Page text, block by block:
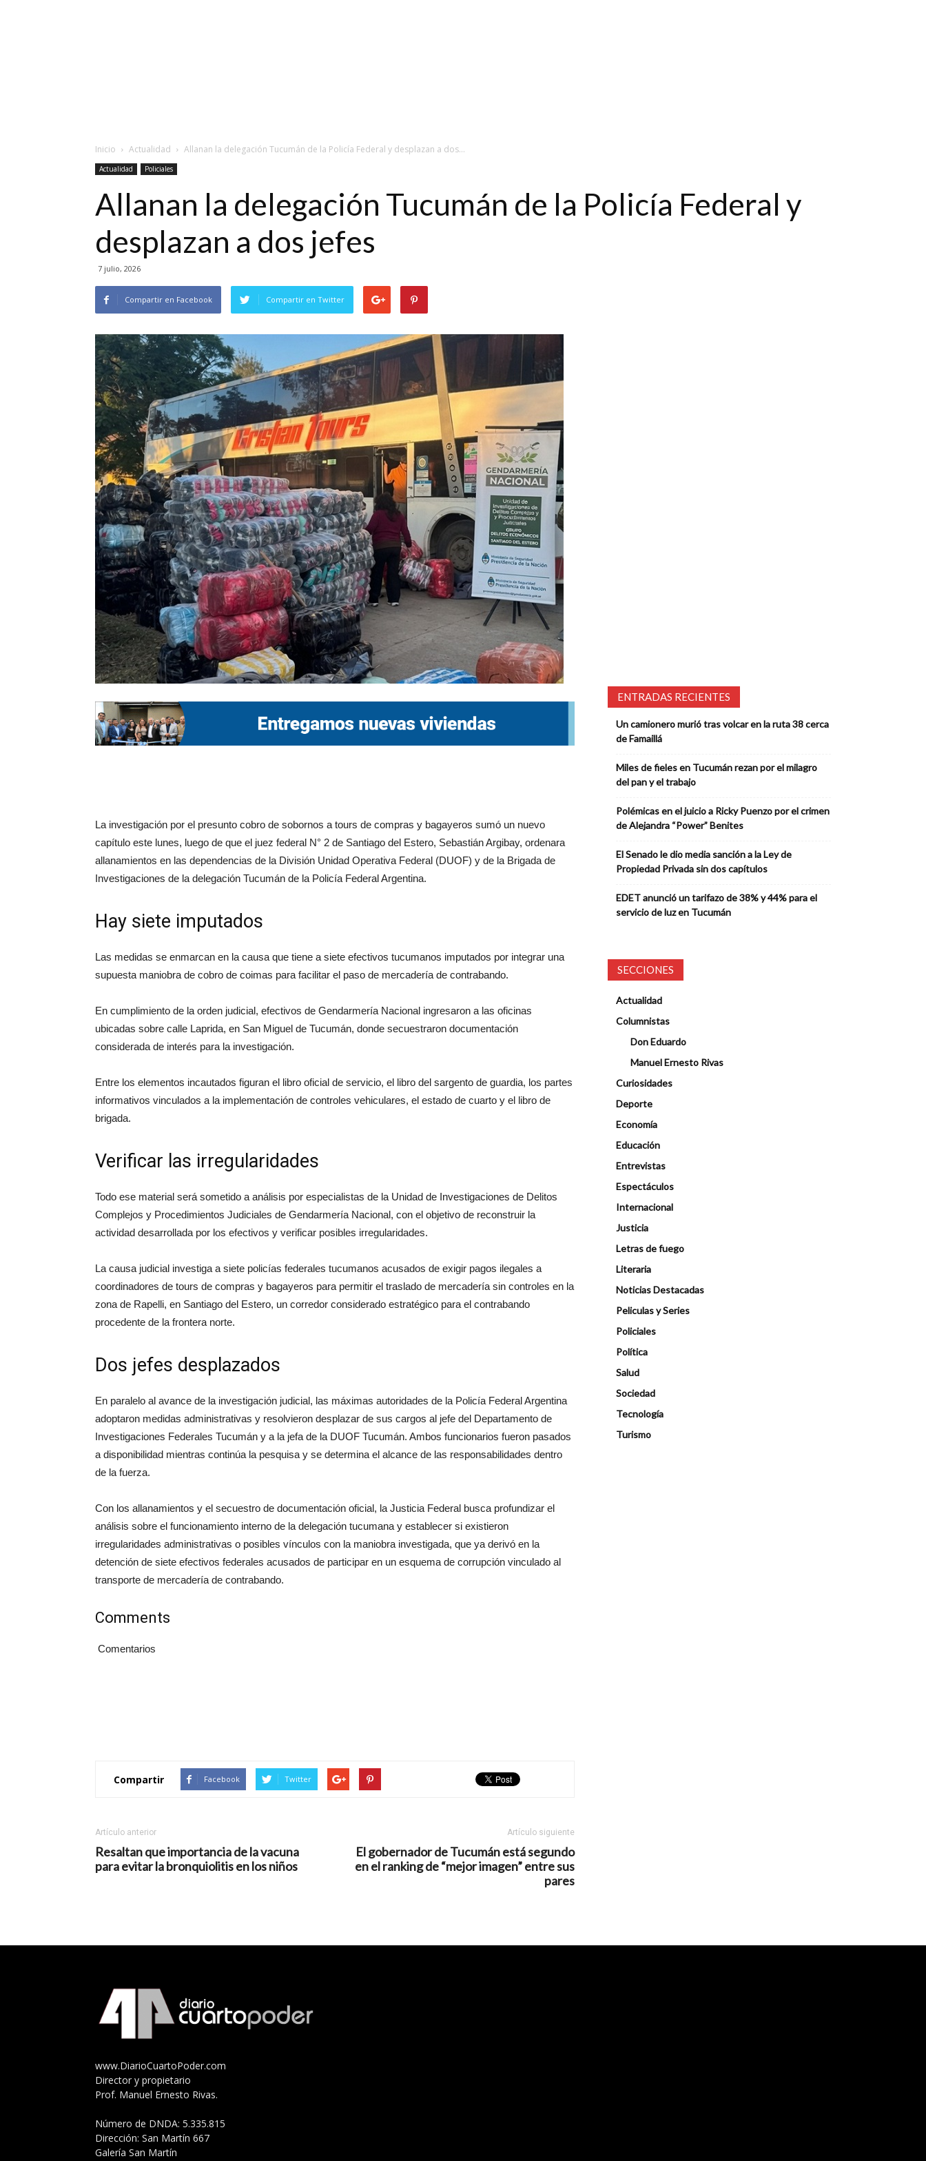
Inicio Actualidad Allanan la delegación Tucumán de la Policía Federal y desplazan a dos...
Actualidad Policiales
Allanan la delegación Tucumán de la Policía Federal y
desplazan a dos jefes
7 julio, 2026
Compartir en Facebook Compartir en Twitter
La investigación por el presunto cobro de sobornos a tours de compras y bagayeros sumó un nuevo
capítulo este lunes, luego de que el juez federal N° 2 de Santiago del Estero, Sebastián Argibay, ordenara
allanamientos en las dependencias de la División Unidad Operativa Federal (DUOF) y de la Brigada de
Investigaciones de la delegación Tucumán de la Policía Federal Argentina.
Hay siete imputados
Las medidas se enmarcan en la causa que tiene a siete efectivos tucumanos imputados por integrar una
supuesta maniobra de cobro de coimas para facilitar el paso de mercadería de contrabando.
En cumplimiento de la orden judicial, efectivos de Gendarmería Nacional ingresaron a las oficinas
ubicadas sobre calle Laprida, en San Miguel de Tucumán, donde secuestraron documentación
considerada de interés para la investigación.
Entre los elementos incautados figuran el libro oficial de servicio, el libro del sargento de guardia, los partes
informativos vinculados a la implementación de controles vehiculares, el estado de cuarto y el libro de
brigada.
Verificar las irregularidades
Todo ese material será sometido a análisis por especialistas de la Unidad de Investigaciones de Delitos
Complejos y Procedimientos Judiciales de Gendarmería Nacional, con el objetivo de reconstruir la
actividad desarrollada por los efectivos y verificar posibles irregularidades.
La causa judicial investiga a siete policías federales tucumanos acusados de exigir pagos ilegales a
coordinadores de tours de compras y bagayeros para permitir el traslado de mercadería sin controles en la
zona de Rapelli, en Santiago del Estero, un corredor considerado estratégico para el contrabando
procedente de la frontera norte.
Dos jefes desplazados
En paralelo al avance de la investigación judicial, las máximas autoridades de la Policía Federal Argentina
adoptaron medidas administrativas y resolvieron desplazar de sus cargos al jefe del Departamento de
Investigaciones Federales Tucumán y a la jefa de la DUOF Tucumán. Ambos funcionarios fueron pasados
a disponibilidad mientras continúa la pesquisa y se determina el alcance de las responsabilidades dentro
de la fuerza.
Con los allanamientos y el secuestro de documentación oficial, la Justicia Federal busca profundizar el
análisis sobre el funcionamiento interno de la delegación tucumana y establecer si existieron
irregularidades administrativas o posibles vínculos con la maniobra investigada, que ya derivó en la
detención de siete efectivos federales acusados de participar en un esquema de corrupción vinculado al
transporte de mercadería de contrabando.
Comments
Comentarios
Compartir Facebook Twitter
Artículo anterior
Resaltan que importancia de la vacuna
para evitar la bronquiolitis en los niños
Artículo siguiente
El gobernador de Tucumán está segundo
en el ranking de “mejor imagen” entre sus
pares
ENTRADAS RECIENTES
Un camionero murió tras volcar en la ruta 38 cerca
de Famaillá
Miles de fieles en Tucumán rezan por el milagro
del pan y el trabajo
Polémicas en el juicio a Ricky Puenzo por el crimen
de Alejandra “Power” Benites
El Senado le dio media sanción a la Ley de
Propiedad Privada sin dos capítulos
EDET anunció un tarifazo de 38% y 44% para el
servicio de luz en Tucumán
SECCIONES
Actualidad
Columnistas
Don Eduardo
Manuel Ernesto Rivas
Curiosidades
Deporte
Economía
Educación
Entrevistas
Espectáculos
Internacional
Justicia
Letras de fuego
Literaria
Noticias Destacadas
Peliculas y Series
Policiales
Política
Salud
Sociedad
Tecnología
Turismo
www.DiarioCuartoPoder.com
Director y propietario
Prof. Manuel Ernesto Rivas.
Número de DNDA: 5.335.815
Dirección: San Martín 667
Galería San Martín